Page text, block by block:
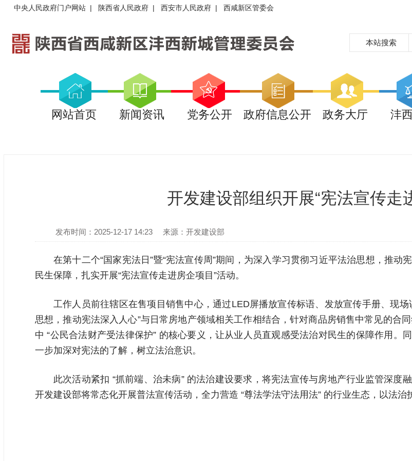
中央人民政府门户网站 | 陕西省人民政府 | 西安市人民政府 | 西咸新区管委会
本站搜索
网站首页 新闻资讯 党务公开 政府信息公开 政务大厅 沣
开发建设部组织开展“宪法宣传走
发布时间：2025-12-17 14:23 来源：开发建设部
在第十二个“国家宪法日”暨“宪法宣传周”期间，为深入学习贯彻习近平法治思想，推
民生保障，扎实开展“宪法宣传走进房企项目”活动。
工作人员前往辖区在售项目销售中心，通过LED屏播放宣传标语、发放宣传手册、现
思想，推动宪法深入人心”与日常房地产领域相关工作相结合，针对商品房销售中常见的合
中 “公民合法财产受法律保护” 的核心要义，让从业人员直观感受法治对民生的保障作用
一步加深对宪法的了解，树立法治意识。
此次活动紧扣 “抓前端、治未病” 的法治建设要求，将宪法宣传与房地产行业监管深度
开发建设部将常态化开展普法宣传活动，全力营造 “尊法学法守法用法” 的行业生态，以法治